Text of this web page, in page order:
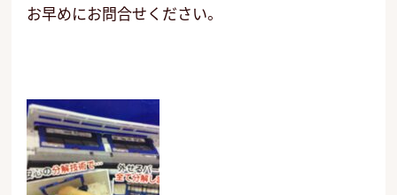
お早めにお問合せください。